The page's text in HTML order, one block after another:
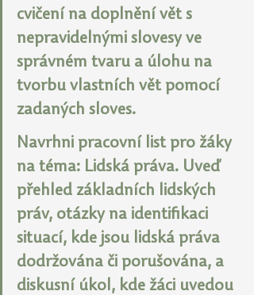
cvičení na doplnění vět s
nepravidelnými slovesy ve
správném tvaru a úlohu na
tvorbu vlastních vět pomocí
zadaných sloves.
Navrhni pracovní list pro žáky
na téma: Lidská práva. Uveď
přehled základních lidských
práv, otázky na identifikaci
situací, kde jsou lidská práva
dodržována či porušována, a
diskusní úkol, kde žáci uvedou